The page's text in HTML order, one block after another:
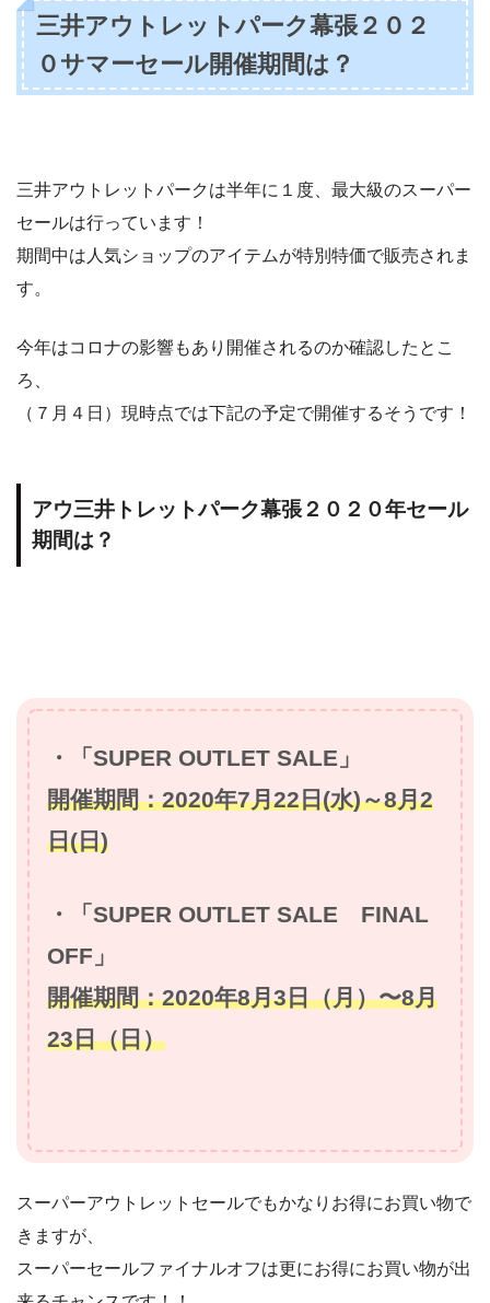
三井アウトレットパーク幕張２０２
０サマーセール開催期間は？
三井アウトレットパークは半年に１度、最大級のスーパー
セールは行っています！
期間中は人気ショップのアイテムが特別特価で販売されま
す。
今年はコロナの影響もあり開催されるのか確認したとこ
ろ、
（７月４日）現時点では下記の予定で開催するそうです！
アウ三井トレットパーク幕張２０２０年セール
期間は？
・「SUPER OUTLET SALE」
開催期間：2020年7月22日(水)～8月2
日(日)
・「SUPER OUTLET SALE FINAL
OFF」
開催期間：2020年8月3日（月）〜8月
23日（日）
スーパーアウトレットセールでもかなりお得にお買い物で
きますが、
スーパーセールファイナルオフは更にお得にお買い物が出